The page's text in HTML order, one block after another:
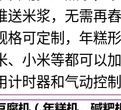
送米浆，无需再
格可定制，年糕
、小米等都可以
计时器和气动控